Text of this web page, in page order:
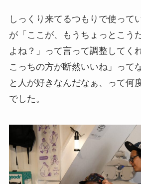
しっくり来てるつもりで使って
が「ここが、もうちょっとこう
よね？」って言って調整してく
こっちの方が断然いいね」って
と人が好きなんだなぁ、って何
でした。